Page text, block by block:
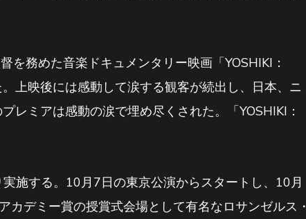
を務めた音楽ドキュメンタリー映画「YOSHIKI：
上映後には感動して涙する観客が続出し、日本、ニ
レミアは感動の涙で埋め尽くされた。「YOSHIKI：
施する。10月7日の東京公演からスタートし、10月
デミー賞の授賞式会場として有名なロサンゼルス・